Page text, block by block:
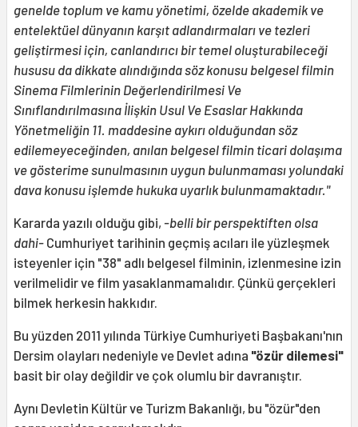
genelde toplum ve kamu yönetimi, özelde akademik ve
entelektüel dünyanın karşıt adlandırmaları ve tezleri
geliştirmesi için, canlandırıcı bir temel oluşturabileceği
hususu da dikkate alındığında söz konusu belgesel filmin
Sinema Filmlerinin Değerlendirilmesi Ve
Sınıflandırılmasına İlişkin Usul Ve Esaslar Hakkında
Yönetmeliğin 11. maddesine aykırı olduğundan söz
edilemeyeceğinden, anılan belgesel filmin ticari dolaşıma
ve gösterime sunulmasının uygun bulunmaması yolundaki
dava konusu işlemde hukuka uyarlık bulunmamaktadır."
Kararda yazılı olduğu gibi, -belli bir perspektiften olsa
dahi- Cumhuriyet tarihinin geçmiş acıları ile yüzleşmek
isteyenler için "38" adlı belgesel filminin, izlenmesine izin
verilmelidir ve film yasaklanmamalıdır. Çünkü gerçekleri
bilmek herkesin hakkıdır.
Bu yüzden 2011 yılında Türkiye Cumhuriyeti Başbakanı'nın
Dersim olayları nedeniyle ve Devlet adına "özür dilemesi"
basit bir olay değildir ve çok olumlu bir davranıştır.
Aynı Devletin Kültür ve Turizm Bakanlığı, bu "özür"den